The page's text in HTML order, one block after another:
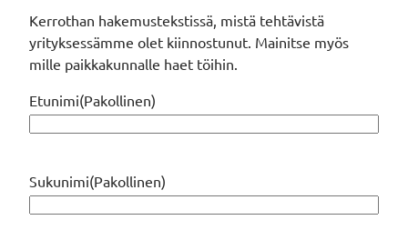
Kerrothan hakemustekstissä, mistä tehtävistä
yrityksessämme olet kiinnostunut. Mainitse myös
mille paikkakunnalle haet töihin.
Etunimi(Pakollinen)
Sukunimi(Pakollinen)